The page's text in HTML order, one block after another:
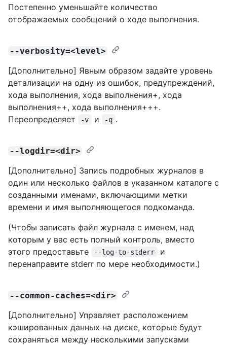
Постепенно уменьшайте количество
отображаемых сообщений о ходе выполнения.
--verbosity=<level>
[Дополнительно] Явным образом задайте уровень
детализации на одну из ошибок, предупреждений,
хода выполнения, хода выполнения+, хода
выполнения++, хода выполнения+++.
Переопределяет
-v и -q .
--logdir=<dir>
[Дополнительно] Запись подробных журналов в
один или несколько файлов в указанном каталоге с
созданными именами, включающими метки
времени и имя выполняющегося подкоманда.
(Чтобы записать файл журнала с именем, над
которым у вас есть полный контроль, вместо
этого предоставьте
--log-to-stderr
и
перенаправите stderr по мере необходимости.)
--common-caches=<dir>
[Дополнительно] Управляет расположением
кэшированных данных на диске, которые будут
сохраняться между несколькими запусками